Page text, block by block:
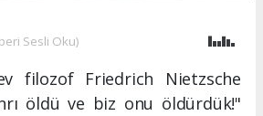
Sesli Oku)
filozof Friedrich Nietzsche
öldü ve biz onu öldürdük!"